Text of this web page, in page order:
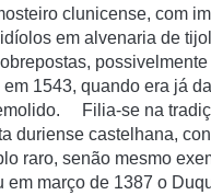
clunicense, com
em alvenaria de
1543, quando era já
Filia-se na
duriense castelhana,
raro, senão mesmo
em março de 1387 o